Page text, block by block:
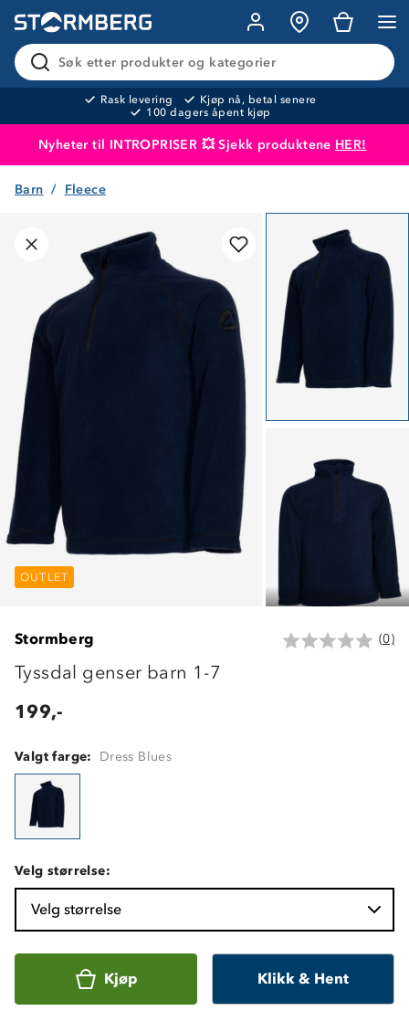
Søk etter produkter og kategorier
Rask levering
Kjøp nå, betal senere
100 dagers åpent kjøp
Nyheter til INTROPRISER 💥 Sjekk produktene HER!
Produktet er lagt i handlekurven
Barn Fleece
OUTLET
OUTLET
Stormberg (0)
Tyssdal genser barn 1-7
199,-
Valgt farge: Dress Blues
Velg størrelse:
Velg størrelse
Kjøp Klikk & Hent